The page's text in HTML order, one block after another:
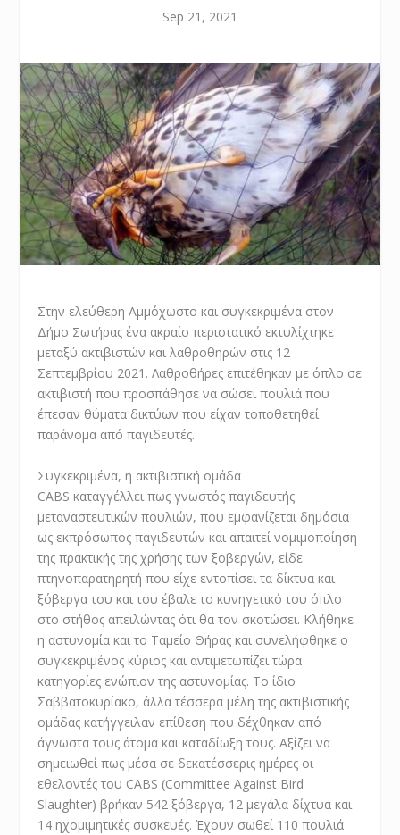
Sep 21, 2021
Στην ελεύθερη Αμμόχωστο και συγκεκριμένα στον
Δήμο Σωτήρας ένα ακραίο περιστατικό εκτυλίχτηκε
μεταξύ ακτιβιστών και λαθροθηρών στις 12
Σεπτεμβρίου 2021. Λαθροθήρες επιτέθηκαν με όπλο σε
ακτιβιστή που προσπάθησε να σώσει πουλιά που
έπεσαν θύματα δικτύων που είχαν τοποθετηθεί
παράνομα από παγιδευτές.
Συγκεκριμένα, η ακτιβιστική ομάδα
CABS καταγγέλλει πως γνωστός παγιδευτής
μεταναστευτικών πουλιών, που εμφανίζεται δημόσια
ως εκπρόσωπος παγιδευτών και απαιτεί νομιμοποίηση
της πρακτικής της χρήσης των ξοβεργών, είδε
πτηνοπαρατηρητή που είχε εντοπίσει τα δίκτυα και
ξόβεργα του και του έβαλε το κυνηγετικό του όπλο
στο στήθος απειλώντας ότι θα τον σκοτώσει. Κλήθηκε
η αστυνομία και το Ταμείο Θήρας και συνελήφθηκε ο
συγκεκριμένος κύριος και αντιμετωπίζει τώρα
κατηγορίες ενώπιον της αστυνομίας. Το ίδιο
Σαββατοκυρίακο, άλλα τέσσερα μέλη της ακτιβιστικής
ομάδας κατήγγειλαν επίθεση που δέχθηκαν από
άγνωστα τους άτομα και καταδίωξη τους. Αξίζει να
σημειωθεί πως μέσα σε δεκατέσσερις ημέρες οι
εθελοντές του CABS (Committee Against Bird
Slaughter) βρήκαν 542 ξόβεργα, 12 μεγάλα δίχτυα και
14 ηχομιμητικές συσκευές. Έχουν σωθεί 110 πουλιά